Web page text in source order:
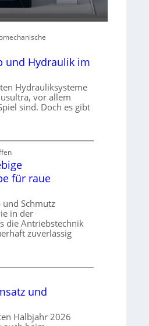
und Hydraulik im
Hydrauliksysteme
vor allem
sind. Doch es gibt
für raue
und Schmutz
in der
die Antriebstechnik
zuverlässig
und
Halbjahr 2026